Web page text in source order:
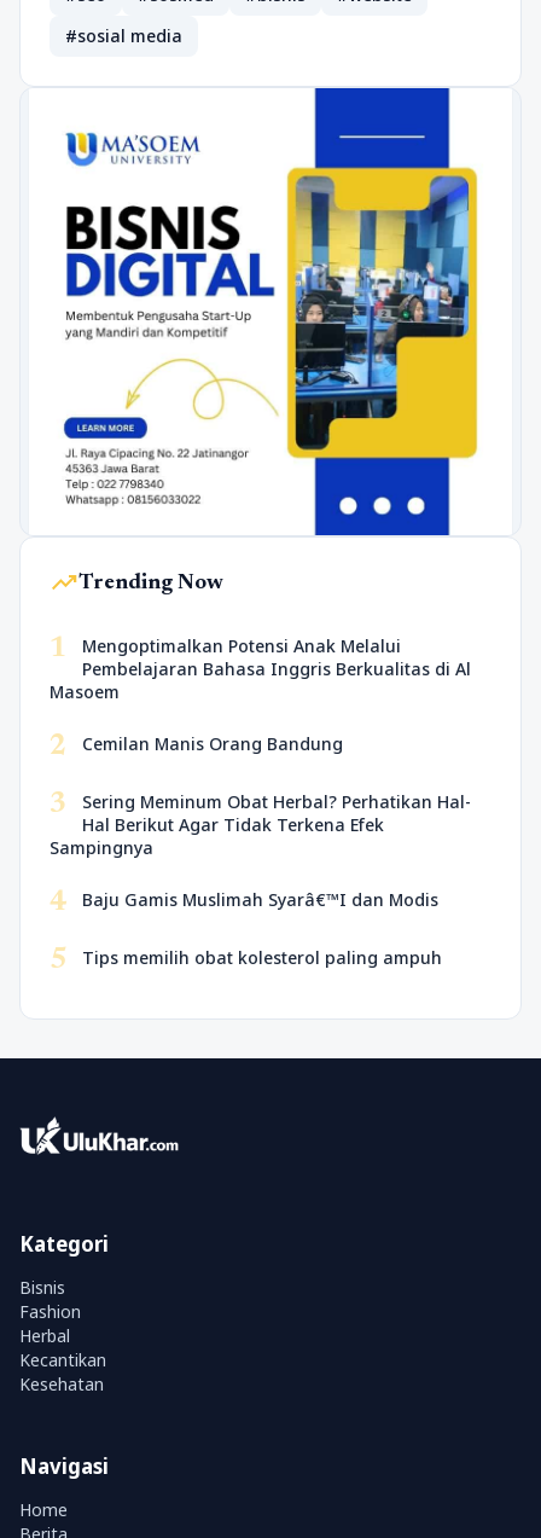
#sosial media
trending_upTrending Now
1
Mengoptimalkan Potensi Anak Melalui
Pembelajaran Bahasa Inggris Berkualitas di Al
Masoem
2 Cemilan Manis Orang Bandung
3
Sering Meminum Obat Herbal? Perhatikan Hal-
Hal Berikut Agar Tidak Terkena Efek
Sampingnya
4 Baju Gamis Muslimah Syarâ€™I dan Modis
5 Tips memilih obat kolesterol paling ampuh
Kategori
Bisnis
Fashion
Herbal
Kecantikan
Kesehatan
Navigasi
Home